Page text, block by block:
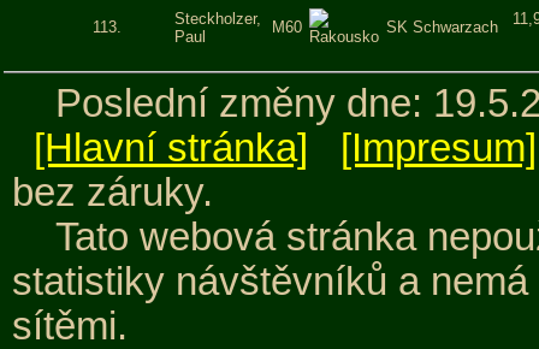
113.
Steckholzer,
Paul
M60 SK Schwarzach
Poslední změny dne:
[Hlavní stránka]
[Impresum]
bez záruky.
Tato webová stránka
statistiky návštěvníků a
sítěmi.